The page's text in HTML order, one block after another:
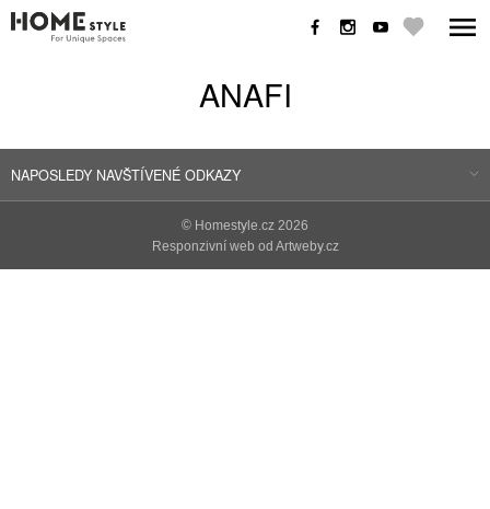
ANAFI
NAPOSLEDY NAVŠTÍVENÉ ODKAZY
© Homestyle.cz 2026
Responzivní web od Artweby.cz